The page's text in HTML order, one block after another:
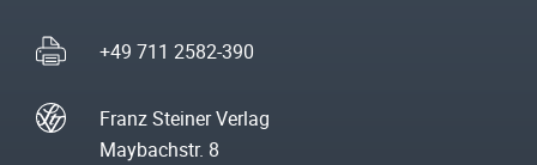
+49 711 2582-390
Franz Steiner Verlag
Maybachstr. 8